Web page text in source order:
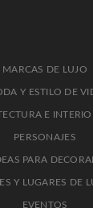
MARCAS DE LUJO
Y ESTILO DE
E
PERSONAJES
PARA
Y LUGARES DE
EVENTOS